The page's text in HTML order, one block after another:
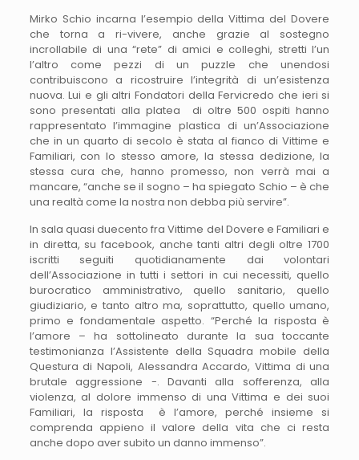
Mirko Schio incarna l’esempio della Vittima del Dovere
che torna a ri-vivere, anche grazie al sostegno
incrollabile di una “rete” di amici e colleghi, stretti l’un
l’altro come pezzi di un puzzle che unendosi
contribuiscono a ricostruire l’integrità di un’esistenza
nuova. Lui e gli altri Fondatori della Fervicredo che ieri si
sono presentati alla platea di oltre 500 ospiti hanno
rappresentato l’immagine plastica di un’Associazione
che in un quarto di secolo è stata al fianco di Vittime e
Familiari, con lo stesso amore, la stessa dedizione, la
stessa cura che, hanno promesso, non verrà mai a
mancare, “anche se il sogno – ha spiegato Schio – è che
una realtà come la nostra non debba più servire”.
In sala quasi duecento fra Vittime del Dovere e Familiari e
in diretta, su facebook, anche tanti altri degli oltre 1700
iscritti seguiti quotidianamente dai volontari
dell’Associazione in tutti i settori in cui necessiti, quello
burocratico amministrativo, quello sanitario, quello
giudiziario, e tanto altro ma, soprattutto, quello umano,
primo e fondamentale aspetto. “Perché la risposta è
l’amore – ha sottolineato durante la sua toccante
testimonianza l’Assistente della Squadra mobile della
Questura di Napoli, Alessandra Accardo, Vittima di una
brutale aggressione -. Davanti alla sofferenza, alla
violenza, al dolore immenso di una Vittima e dei suoi
Familiari, la risposta è l’amore, perché insieme si
comprenda appieno il valore della vita che ci resta
anche dopo aver subito un danno immenso”.